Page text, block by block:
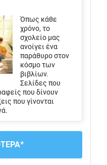
Όπως κάθε
χρόνο, το
σχολείο μας
ανοίγει ένα
παράθυρο στον
κόσμο των
βιβλίων.
Σελίδες που
που δίνουν
που γίνονται